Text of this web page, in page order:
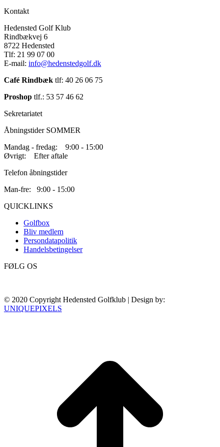
Kontakt
Hedensted Golf Klub
Rindbækvej 6
8722 Hedensted
Tlf: 21 99 07 00
E-mail: info@hedenstedgolf.dk
Café Rindbæk tlf: 40 26 06 75
Proshop tlf.: 53 57 46 62
Sekretariatet
Åbningstider SOMMER
Mandag - fredag: 9:00 - 15:00
Øvrigt: Efter aftale
Telefon åbningstider
Man-fre: 9:00 - 15:00
QUICKLINKS
Golfbox
Bliv medlem
Persondatapolitik
Handelsbetingelser
FØLG OS
© 2020 Copyright Hedensted Golfklub | Design by:
UNIQUEPIXELS